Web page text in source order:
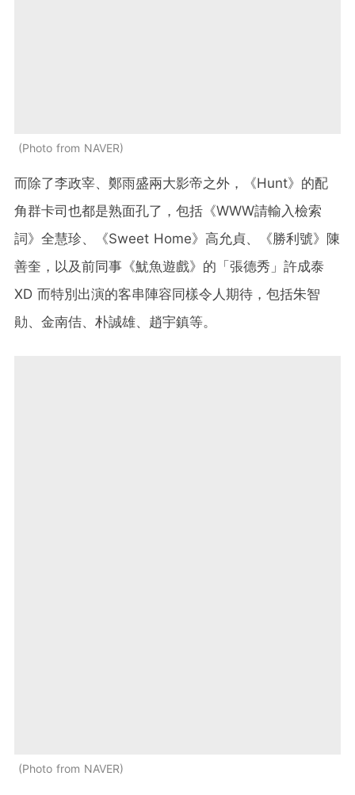
Photo from NAVER
而除了李政宰、鄭雨盛兩大影帝之外，《Hunt》的配
角群卡司也都是熟面孔了，包括《WWW請輸入檢索
詞》全慧珍、《Sweet Home》高允貞、《勝利號》陳
善奎，以及前同事《魷魚遊戲》的「張德秀」許成泰
XD 而特別出演的客串陣容同樣令人期待，包括朱智
勛、金南佶、朴誠雄、趙宇鎮等。
Photo from NAVER